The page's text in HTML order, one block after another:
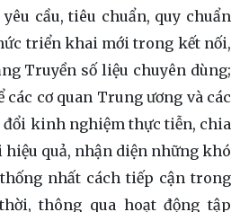
cầu, tiêu chuẩn, quy chuẩn
triển khai mới trong kết nối,
Truyền số liệu chuyên dùng;
các cơ quan Trung ương và các
đổi kinh nghiệm thực tiễn, chia
quả, nhận diện những khó
nhất cách tiếp cận trong
thông qua hoạt động tập